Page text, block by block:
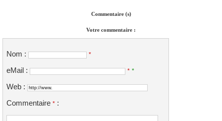
Commentaire (s)
Votre commentaire :
Nom : *
eMail : * *
Web :
Commentaire * :